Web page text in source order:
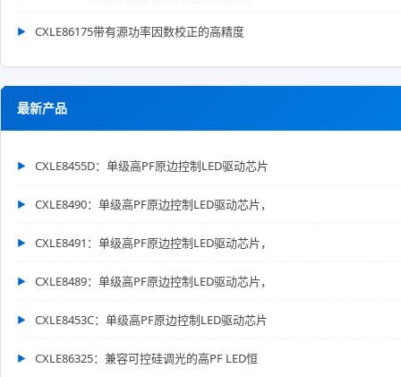
CXLE86175带有源功率因数校正的高精度
最新产品
CXLE8455D：单级高PF原边控制LED驱动芯片
CXLE8490：单级高PF原边控制LED驱动芯片，
CXLE8491：单级高PF原边控制LED驱动芯片，
CXLE8489：单级高PF原边控制LED驱动芯片，
CXLE8453C：单级高PF原边控制LED驱动芯片
CXLE86325：兼容可控硅调光的高PF LED恒